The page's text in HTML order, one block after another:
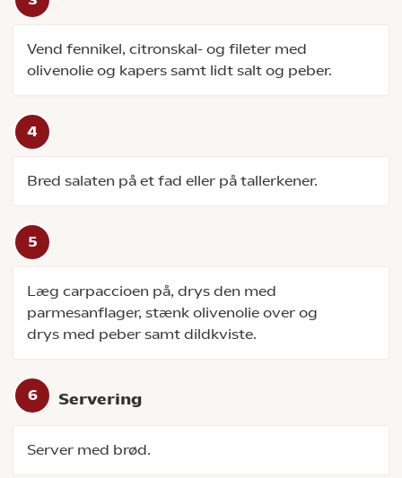
Vend fennikel, citronskal- og fileter med
olivenolie og kapers samt lidt salt og peber.
Bred salaten på et fad eller på tallerkener.
Læg carpaccioen på, drys den med
parmesanflager, stænk olivenolie over og
drys med peber samt dildkviste.
Servering
Server med brød.